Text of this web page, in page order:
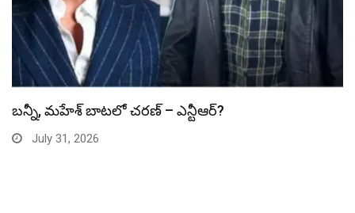
స్పైడర్ మ్యాన్ బాక్సాఫీస్ రికార్డు బద్దలు
July 31, 2026